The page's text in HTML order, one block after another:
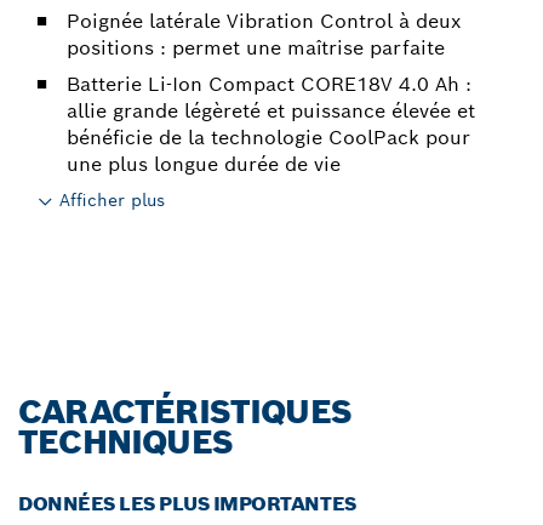
Poignée latérale Vibration Control à deux
positions : permet une maîtrise parfaite
Batterie Li-Ion Compact CORE18V 4.0 Ah :
allie grande légèreté et puissance élevée et
bénéficie de la technologie CoolPack pour
une plus longue durée de vie
Afficher plus
CARACTÉRISTIQUES
TECHNIQUES
DONNÉES LES PLUS IMPORTANTES